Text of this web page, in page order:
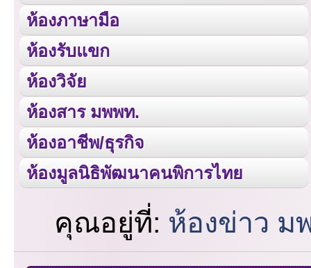
ห้องภาษามือ
ห้องรับแขก
ห้องวิจัย
ห้องสาร มพพท.
ห้องอาชีพ/ธุรกิจ
ห้องมูลนิธิพัฒนาคนพิการไทย
คุณอยู่ที่: ห้องข่าว